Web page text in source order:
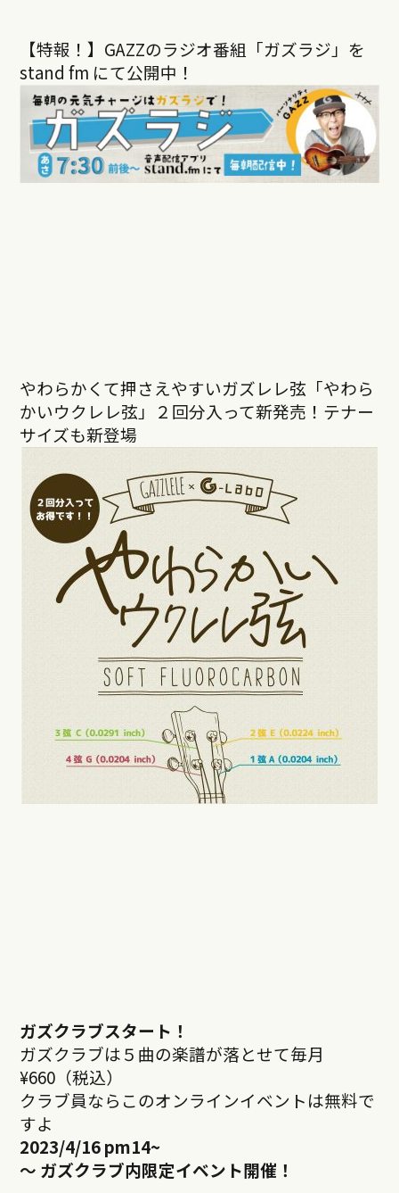
【特報！】GAZZのラジオ番組「ガズラジ」を
stand fm にて公開中！
やわらかくて押さえやすいガズレレ弦「やわら
かいウクレレ弦」２回分入って新発売！テナー
サイズも新登場
ガズクラブスタート！
ガズクラブは５曲の楽譜が落とせて毎月
¥660（税込）
クラブ員ならこのオンラインイベントは無料で
すよ
2023/4/16 pm14~
～ ガズクラブ内限定イベント開催！